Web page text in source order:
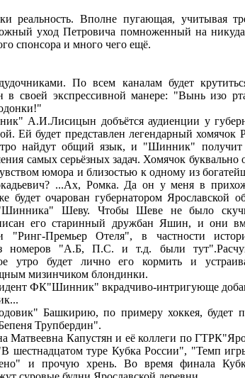
реальность. Вполне пугающая, учитывая
уход Петровича помноженный на
спонсора и много чего ещё.
По всем каналам будет
своей экспрессивной манере: "Вынь изо
А.И.Лисицын добъётся аудиенции у
Ей будет представлен легендарный хомячок
найдут общий язык, и "Шинник" получит
самых серьёзных задач. Хомячок буквально
юмора и близостью к одному из
...Ах, Ромка. Да он у меня в
будет очарован губернатором Ярославской
Шеву. Чтобы Шеве не было
его старинный дружбан Яшин, и они
"Ринг-Премьер Отеля", в частности
номеров "А.Б, П.С. и т.д. были
утро будет лично его кормить и
мизинчиком блондинки.
ФК"Шинник" вкрадчиво-интригующе
Башкирию, по примеру хоккея, будет
Трупбердин".
Матвеевна Капустян и её коллеги по
шестнадцатом туре Кубка России", "Темп
и прочую хрень. Во время финала